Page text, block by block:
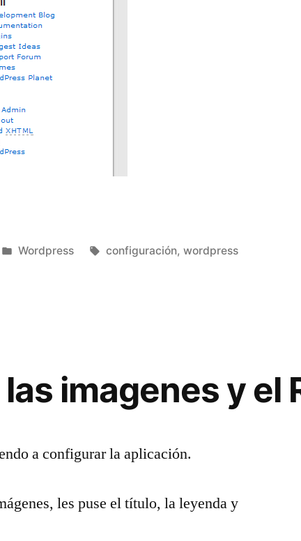
Publicado
Wordpress Etiquetas:
configuración, wordpress
imagenes y el
a configurar la aplicación.
les puse el título, la leyenda y